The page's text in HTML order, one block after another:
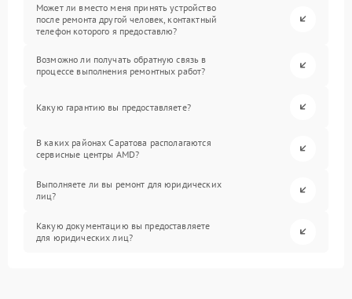
Может ли вместо меня принять устройство
после ремонта другой человек, контактный
телефон которого я предоставлю?
Возможно ли получать обратную связь в
процессе выполнения ремонтных работ?
Какую гарантию вы предоставляете?
В каких районах Саратова располагаются
сервисные центры AMD?
Выполняете ли вы ремонт для юридических
лиц?
Какую документацию вы предоставляете
для юридических лиц?